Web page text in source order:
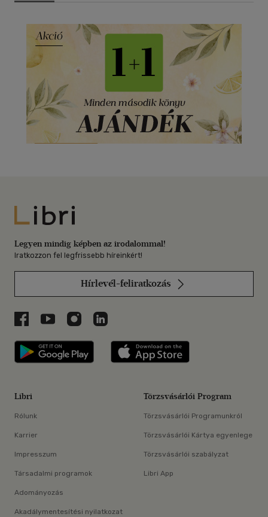
Libri
Legyen mindig képben az irodalommal!
Iratkozzon fel legfrissebb híreinkért!
Hírlevél-feliratkozás
Libri a Facebookon
Libri a Youtube-on
Libri az Instagramon
Libri a LinkedInen
Libri applikáció Szerezd meg: Google
Libri
Rólunk
Karrier
Impresszum
Társadalmi programok
Adományozás
Akadálymentesítési nyilatkozat
Törzsvásárlói Program
Törzsvásárlói Programunkról
Törzsvásárlói Kártya egyenlege
Törzsvásárlói szabályzat
Libri App